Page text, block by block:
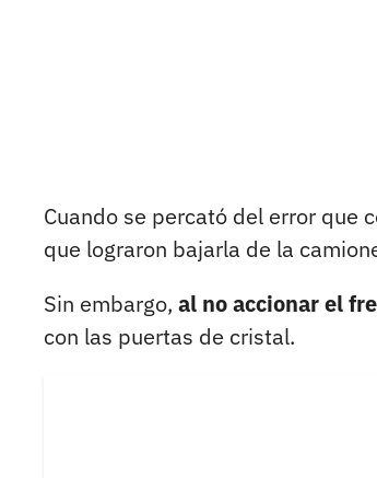
Cuando se percató del error que
que lograron bajarla de la
Sin embargo, al no accionar el
con las puertas de cristal.